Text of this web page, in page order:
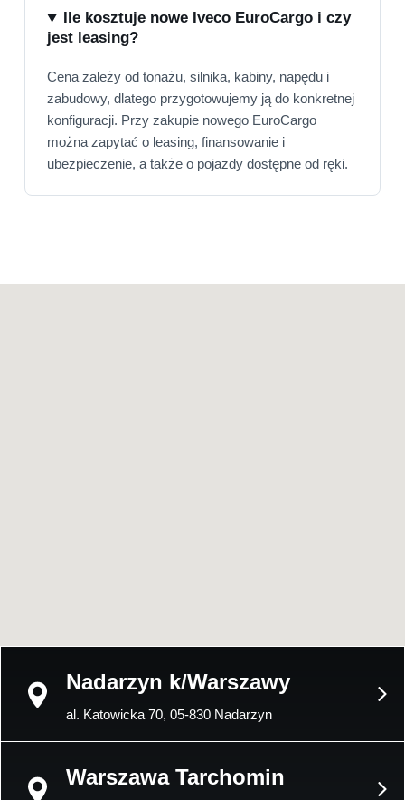
Ile kosztuje nowe Iveco EuroCargo i czy
jest leasing?
Cena zależy od tonażu, silnika, kabiny, napędu i
zabudowy, dlatego przygotowujemy ją do konkretnej
konfiguracji. Przy zakupie nowego EuroCargo
można zapytać o leasing, finansowanie i
ubezpieczenie, a także o pojazdy dostępne od ręki.
Nadarzyn k/Warszawy
al. Katowicka 70, 05-830 Nadarzyn
Warszawa Tarchomin